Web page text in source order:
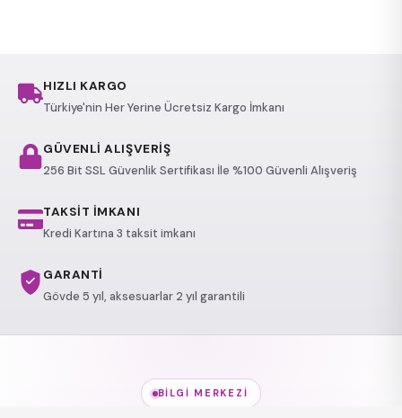
HIZLI KARGO
Türkiye'nin Her Yerine Ücretsiz Kargo İmkanı
GÜVENLİ ALIŞVERİŞ
256 Bit SSL Güvenlik Sertifikası İle %100 Güvenli Alışveriş
TAKSİT İMKANI
Kredi Kartına 3 taksit imkanı
GARANTİ
Gövde 5 yıl, aksesuarlar 2 yıl garantili
BILGI MERKEZI